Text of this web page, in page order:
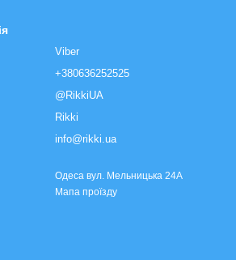
Viber
+380636252525
@RikkiUA
Rikki
info@rikki.ua
Одеса вул. Мельницька 24А
Мапа проїзду